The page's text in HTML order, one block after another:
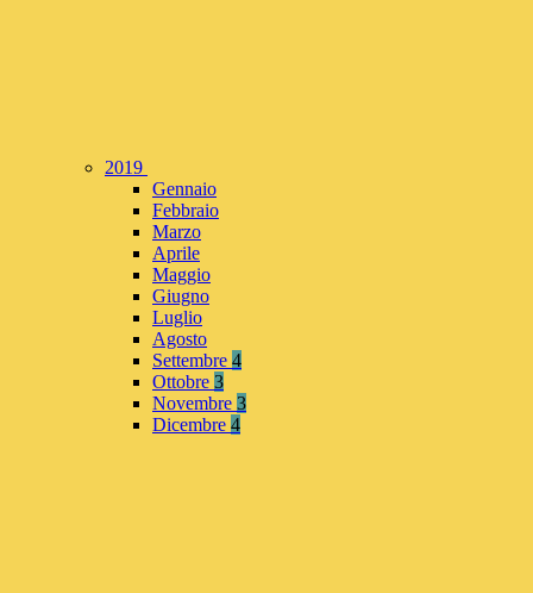
2019
Gennaio
Febbraio
Marzo
Aprile
Maggio
Giugno
Luglio
Agosto
Settembre 4
Ottobre 3
Novembre 3
Dicembre 4